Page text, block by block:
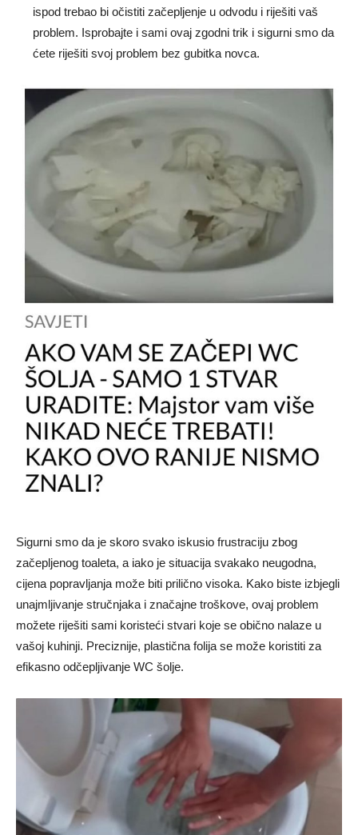
ispod trebao bi očistiti začepljenje u odvodu i riješiti vaš
problem. Isprobajte i sami ovaj zgodni trik i sigurni smo da
ćete riješiti svoj problem bez gubitka novca.
Sigurni smo da je skoro svako iskusio frustraciju zbog
začepljenog toaleta, a iako je situacija svakako neugodna,
cijena popravljanja može biti prilično visoka. Kako biste izbjegli
unajmljivanje stručnjaka i značajne troškove, ovaj problem
možete riješiti sami koristeći stvari koje se obično nalaze u
vašoj kuhinji. Preciznije, plastična folija se može koristiti za
efikasno odčepljivanje WC šolje.